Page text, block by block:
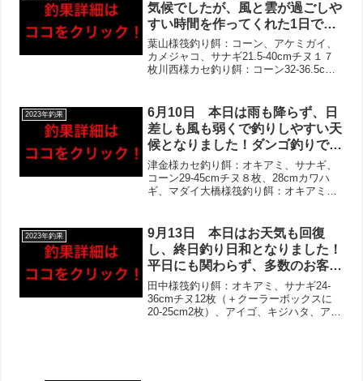
気候でしたが、風と雲が過ごしや
すい時間を作ってくれた1日でし
た！お客様多くありませんでした
が、ほぼ皆様チヌゲット‼︎良型多
数で２桁枚数の方も！アジ・サバ
りはあった様子！その他良型カワ
ハギやマダイがあがり、ツバスや
シオの姿も見えたとのお話し！
葉山様筏釣り餌：コーン、アケミガイ、
カメジャコ、サナギ21.5-40cmチヌ１７
枚川西様カセ釣り餌：コーン32-36.5cm
21cmアジ・〜25cmサバ多数坂口...
2023年釣果
6月10日 本日は雨も降らず、日
差しも風も弱くで釣りしやすい天
候となりました！ダンゴ釣りでは
細かい当たりは多いとのお声が多
数で、チヌは良型含め複数組で複
数枚‼︎サビキはムラがあったもの
がせでは噛まれた跡はあったもの
の食い込まず。初筏釣りの方にも
楽しめたとのお声頂けました！
津金様カセ釣り餌：オキアミ、サナギ、
コーン29-45cmチヌ８枚、28cmカワハ
ギ、マダイ大橋様筏釣り餌：オキアミ、
筏釣り餌：オキアミ、サナギ、ボケ35-
43c...
2023年釣果
9月13日 本日はお天気も回復
し、終日釣り日和となりました！
平日にも関わらず、多数のお客様
がお越しくださいました‼︎全体活
性は非常に高く、お写真多数！チ
ヌは2桁枚数複数・良型揃いとム
田中様筏釣り餌：オキアミ、サナギ24-
36cmチヌ12枚（＋クーラーボックスに
20-25cm2枚）、アイゴ、キジハタ、アジ